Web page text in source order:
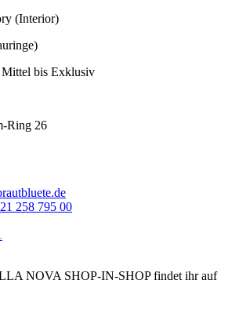
(Interior)
Mittel bis Exklusiv
Ring 26
258 795 00
NOVA SHOP-IN-SHOP findet ihr auf